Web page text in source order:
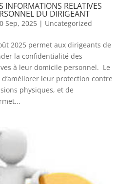
INFORMATIONS RELATIVES
DU DIRIGEANT
Sep, 2025| Uncategorized
2025 permet aux dirigeants de
la confidentialité des
à leur domicile personnel. Le
leur protection contre
physiques, et de